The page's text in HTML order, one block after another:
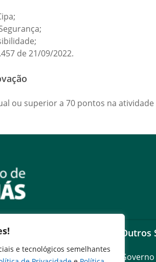
e tecnológicos semelhantes
de 21/09/2022.
ou superior a 70 pontos na
Outros